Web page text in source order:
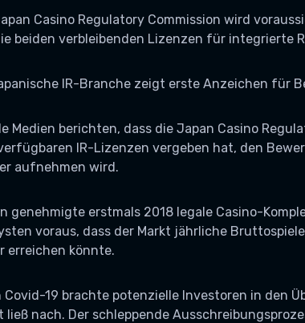
Casino Regulatory Commission wird
beiden verbleibenden Lizenzen für integrierte
IR-Branche zeigt erste Anzeichen für
Medien berichten, dass die Japan Casino
IR-Lizenzen vergeben hat, den
aufnehmen wird.
genehmigte erstmals 2018 legale Casino-
voraus, dass der Markt jährliche
erreichen könnte.
Covid-19 brachte potenzielle Investoren in den
ließ nach. Der schleppende